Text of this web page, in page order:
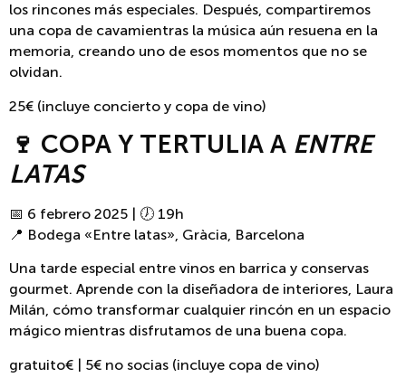
los rincones más especiales. Después, compartiremos
una copa de cavamientras la música aún resuena en la
memoria, creando uno de esos momentos que no se
olvidan.
25€ (incluye concierto y copa de vino)
🍷 COPA Y TERTULIA A ENTRE
LATAS
📅 6 febrero 2025 | 🕖 19h
📍 Bodega «Entre latas», Gràcia, Barcelona
Una tarde especial entre vinos en barrica y conservas
gourmet. Aprende con la diseñadora de interiores, Laura
Milán, cómo transformar cualquier rincón en un espacio
mágico mientras disfrutamos de una buena copa.
gratuito€ | 5€ no socias (incluye copa de vino)